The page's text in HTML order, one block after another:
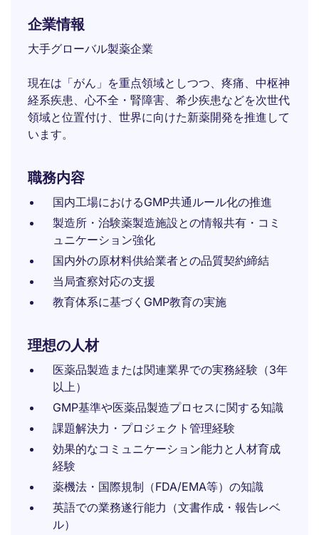
企業情報
大手グローバル製薬企業
現在は「がん」を重点領域としつつ、疼痛、中枢神
経系疾患、心不全・腎障害、希少疾患などを次世代
領域と位置付け、世界に向けた新薬開発を推進して
います。
職務内容
国内工場におけるGMP共通ルール化の推進
製造所・治験薬製造施設との情報共有・コミ
ュニケーション強化
国内外の原材料供給業者との品質契約締結
当局査察対応の支援
教育体系に基づくGMP教育の実施
理想の人材
医薬品製造または関連業界での実務経験（3年
以上）
GMP基準や医薬品製造プロセスに関する知識
課題解決力・プロジェクト管理経験
効果的なコミュニケーション能力と人材育成
経験
薬機法・国際規制（FDA/EMA等）の知識
英語での業務遂行能力（文書作成・報告レベ
ル）